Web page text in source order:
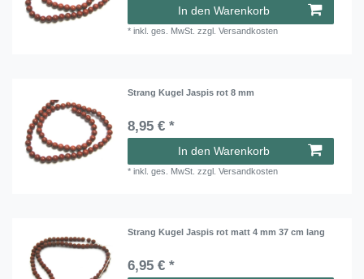
In den Warenkorb
*inkl. ges. MwSt. zzgl.Versandkosten
Strang Kugel Jaspis rot 8 mm
8,95 € *
In den Warenkorb
*inkl. ges. MwSt. zzgl.Versandkosten
Strang Kugel Jaspis rot matt 4 mm 37 cm lang
6,95 € *